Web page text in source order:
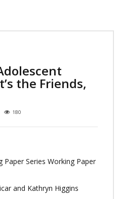
the Friends,
180
Series Working Paper
and Kathryn Higgins